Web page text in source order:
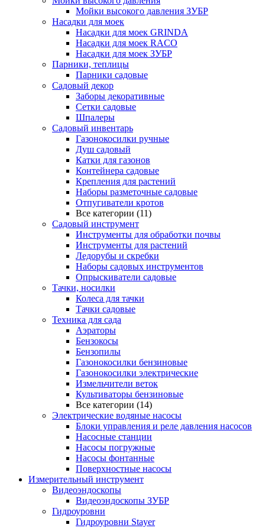
Мойки высокого давления ЗУБР
Насадки для моек
Насадки для моек GRINDA
Насадки для моек RACO
Насадки для моек ЗУБР
Парники, теплицы
Парники садовые
Садовый декор
Заборы декоративные
Сетки садовые
Шпалеры
Садовый инвентарь
Газонокосилки ручные
Душ садовый
Катки для газонов
Контейнера садовые
Крепления для растений
Наборы разметочные садовые
Отпугиватели кротов
Все категории (11)
Садовый инструмент
Инструменты для обработки почвы
Инструменты для растений
Ледорубы и скребки
Наборы садовых инструментов
Опрыскиватели садовые
Тачки, носилки
Колеса для тачки
Тачки садовые
Техника для сада
Аэраторы
Бензокосы
Бензопилы
Газонокосилки бензиновые
Газонокосилки электрические
Измельчители веток
Культиваторы бензиновые
Все категории (14)
Электрические водяные насосы
Блоки управления и реле давления насосов
Насосные станции
Насосы погружные
Насосы фонтанные
Поверхностные насосы
Измерительный инструмент
Видеоэндоскопы
Видеоэндоскопы ЗУБР
Гидроуровни
Гидроуровни Stayer